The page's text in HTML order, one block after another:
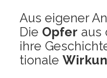
Aus eige­ner
Die Opfer aus
ihre
tio­na­le